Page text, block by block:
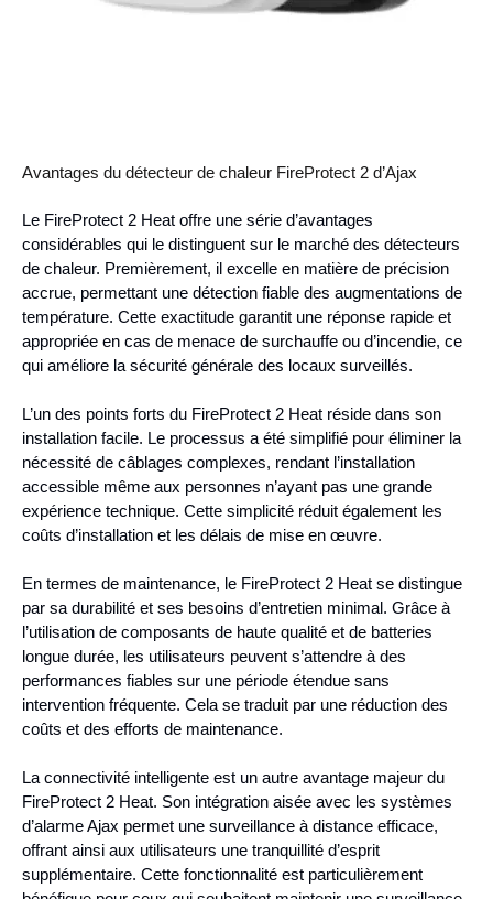
Avantages du détecteur de chaleur FireProtect 2 d’Ajax
Le FireProtect 2 Heat offre une série d’avantages
considérables qui le distinguent sur le marché des détecteurs
de chaleur. Premièrement, il excelle en matière de précision
accrue, permettant une détection fiable des augmentations de
température. Cette exactitude garantit une réponse rapide et
appropriée en cas de menace de surchauffe ou d’incendie, ce
qui améliore la sécurité générale des locaux surveillés.
L’un des points forts du FireProtect 2 Heat réside dans son
installation facile. Le processus a été simplifié pour éliminer la
nécessité de câblages complexes, rendant l’installation
accessible même aux personnes n’ayant pas une grande
expérience technique. Cette simplicité réduit également les
coûts d’installation et les délais de mise en œuvre.
En termes de maintenance, le FireProtect 2 Heat se distingue
par sa durabilité et ses besoins d’entretien minimal. Grâce à
l’utilisation de composants de haute qualité et de batteries
longue durée, les utilisateurs peuvent s’attendre à des
performances fiables sur une période étendue sans
intervention fréquente. Cela se traduit par une réduction des
coûts et des efforts de maintenance.
La connectivité intelligente est un autre avantage majeur du
FireProtect 2 Heat. Son intégration aisée avec les systèmes
d’alarme Ajax permet une surveillance à distance efficace,
offrant ainsi aux utilisateurs une tranquillité d’esprit
supplémentaire. Cette fonctionnalité est particulièrement